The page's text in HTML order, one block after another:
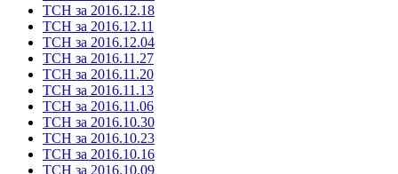
ТСН за 2016.12.18
ТСН за 2016.12.11
ТСН за 2016.12.04
ТСН за 2016.11.27
ТСН за 2016.11.20
ТСН за 2016.11.13
ТСН за 2016.11.06
ТСН за 2016.10.30
ТСН за 2016.10.23
ТСН за 2016.10.16
ТСН за 2016.10.09